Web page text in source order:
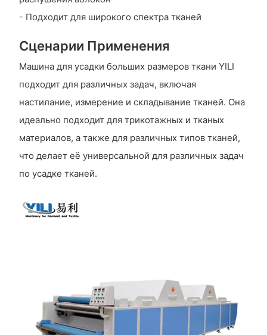
- Подходит для широкого спектра тканей
Сценарии Применения
Машина для усадки больших размеров ткани YILI
подходит для различных задач, включая
настилание, измерение и складывание тканей. Она
идеально подходит для трикотажных и тканых
материалов, а также для различных типов тканей,
что делает её универсальной для различных задач
по усадке тканей.